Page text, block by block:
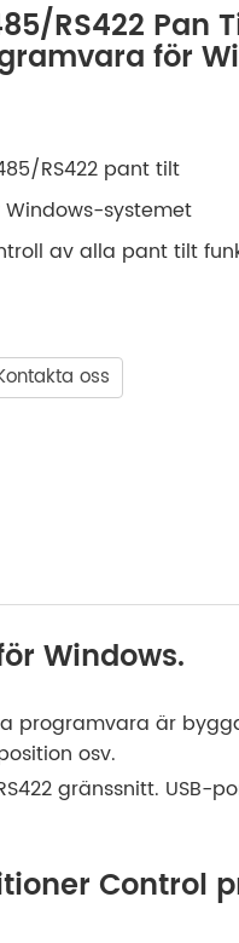
RS422 Pan
för
RS422 pant tilt
Windows-systemet
av alla pant tilt
oss
Windows.
programvara är
osv.
gränssnitt. USB-
Control